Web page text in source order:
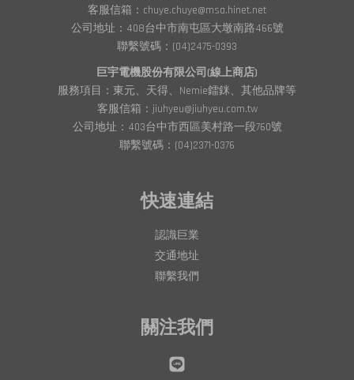
客服信箱：chuye.chuye@msa.hinet.net
公司地址：408台中市南屯區大墩南路466號
聯繫號碼：(04)2475-0393
巨宇電機股份有限公司(線上商店)
服務項目：東元、天得、Nemie鐳銤、其他品牌等
客服信箱：jiuhyeu@jiuhyeu.com.tw
公司地址：403台中市西區美村路一段760號
聯繫號碼：(04)2371-0376
快速連結
認識巨業
交通地址
聯繫我們
關注我們